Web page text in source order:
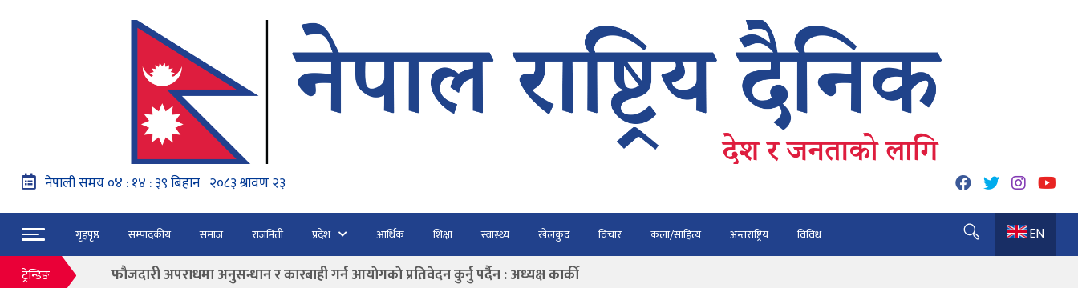
गृहपृष्ठ सम्पादकीय समाज राजनिती प्रदेश आर्थिक शिक्षा स्वास्थ्य खेलकुद विचार कला/साहित्य अन्तराष्ट्रिय विविध
EN
ट्रेन्डिङ
नेपाल वायुसेवाको राहत उडानमार्फत १५७ यात्रु भैरहवाबाट काठमाडौं ल्याइए
हङ्गेरी सरकारले एकल मुद्राको रुपमा ‘युरो’ लागु नगर्ने
फाैजदारी अपराधमा अनुसन्धान र कारबाही गर्न आयाेगकाे प्रतिवेदन कुर्नु पर्दैन : अध्यक्ष कार्की